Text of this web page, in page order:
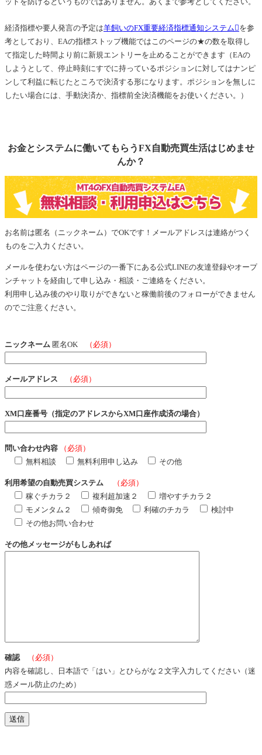
経済指標や要人発言の予定は羊飼いのFX重要経済指標通知システム
を参
考としており、EAの指標ストップ機能ではこのページの★の数を取得し
て指定した時間より前に新規エントリーを止めることができます（EAの
しようとして、停止時刻にすでに持っているポジションに対してはナンピ
ンして利益に転じたところで決済する形になります。ポジションを無しに
したい場合には、手動決済か、指標前全決済機能をお使いください。）
お金とシステムに働いてもらうFX自動売買生活はじめませ
んか？
お名前は匿名（ニックネーム）でOKです！メールアドレスは連絡がつく
ものをご入力ください。
メールを使わない方はページの一番下にある公式LINEの友達登録やオープ
ンチャットを経由して申し込み・相談・ご連絡をください。
利用申し込み後のやり取りができないと稼働前後のフォローができません
のでご注意ください。
ニックネーム 匿名OK （必須）
メールアドレス （必須）
XM口座番号（指定のアドレスからXM口座作成済の場合）
問い合わせ内容
（必須）
無料相談
無料利用申し込み その他
利用希望の自動売買システム
（必須）
稼ぐチカラ２
複利超加速２
増やすチカラ２
モメンタム２
傾奇御免 利確のチカラ
検討中
その他お問い合わせ
その他メッセージがもしあれば
確認
（必須）
内容を確認し、日本語で「はい」とひらがな２文字入力してください（迷
惑メール防止のため）